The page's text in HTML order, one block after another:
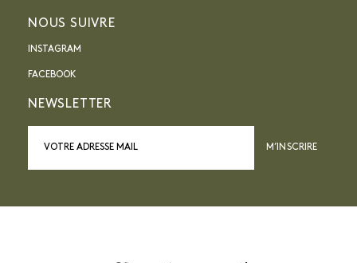
NOUS SUIVRE
INSTAGRAM
FACEBOOK
NEWSLETTER
M’INSCRIRE